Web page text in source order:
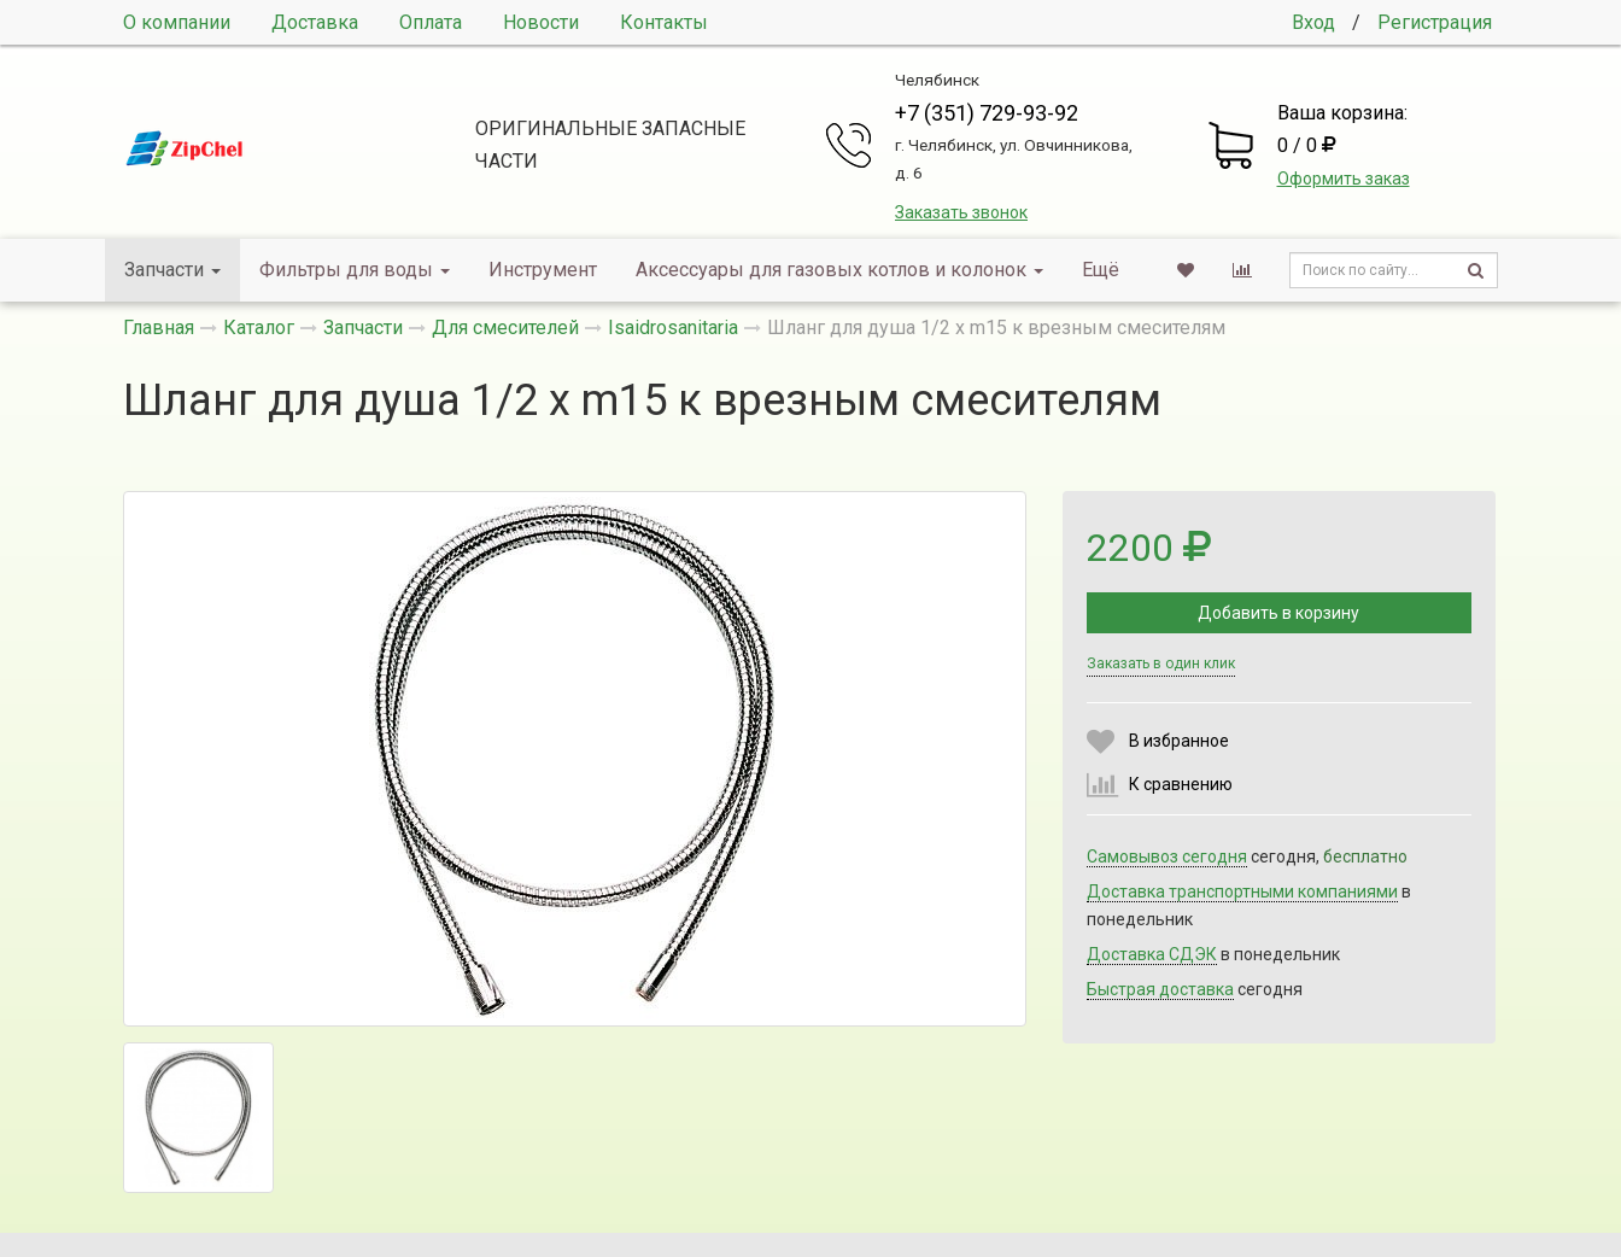
О компании Доставка Оплата Новости Контакты Вход / Регистрация
ОРИГИНАЛЬНЫЕ ЗАПАСНЫЕ
ЧАСТИ
Челябинск
+7 (351) 729-93-92
г. Челябинск, ул. Овчинникова,
д. 6
Заказать звонок
Ваша корзина:
0 / 0
Оформить заказ
Запчасти Фильтры для воды Инструмент Аксессуары для газовых котлов и колонок Ещё
Главная Каталог Запчасти Для смесителей Isaidrosanitaria Шланг для душа 1/2 х m15 к врезным смесителям
Шланг для душа 1/2 х m15 к врезным смесителям
2200
Выберите количество:
Продолжить Отмена
Добавить в корзину
Заказать в один клик
В избранное
К сравнению
Самовывоз сегодня сегодня, бесплатно
Доставка транспортными компаниями в
понедельник
Доставка СДЭК в понедельник
Быстрая доставка сегодня